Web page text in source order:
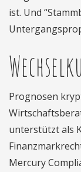
ist. Und
Prognosen
unterstützt als
Mercury